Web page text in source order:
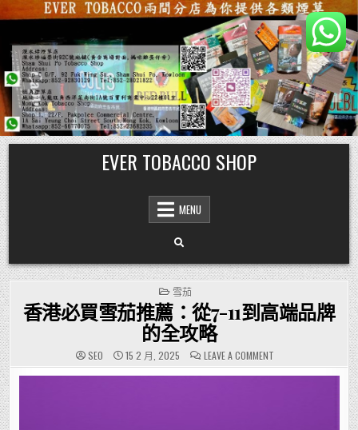
Skip
to
content
EVER TOBACCO SHOP
MENU
POSTED
IN
雪茄
香港必買雪茄推薦：從7-11到高端品牌
的全攻略
SEO 15 2 月, 2025 LEAVE A COMMENT
香
港